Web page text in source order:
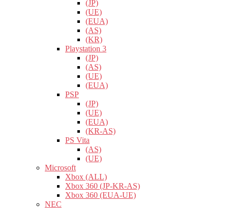
(JP)
(UE)
(EUA)
(AS)
(KR)
Playstation 3
(JP)
(AS)
(UE)
(EUA)
PSP
(JP)
(UE)
(EUA)
(KR-AS)
PS Vita
(AS)
(UE)
Microsoft
Xbox (ALL)
Xbox 360 (JP-KR-AS)
Xbox 360 (EUA-UE)
NEC